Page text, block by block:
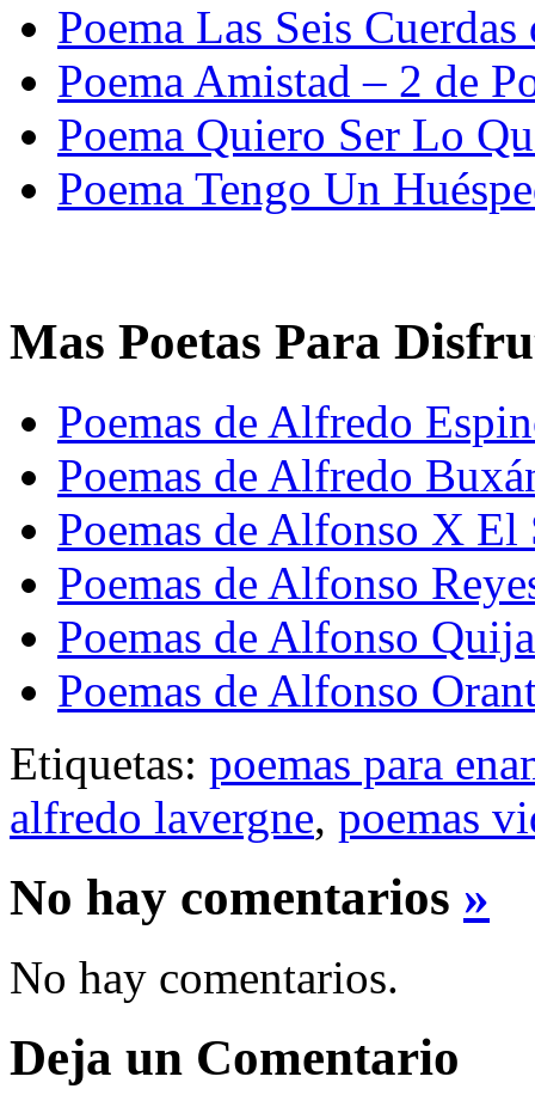
Poema Las Seis
Poema Amistad – 2 de
Poema Quiero Ser Lo
Poema Tengo Un
Mas Poetas Para
Poemas de Alfredo
Poemas de Alfredo
Poemas de Alfonso X El
Poemas de Alfonso
Poemas de Alfonso
Poemas de Alfonso
Etiquetas: poemas para
alfredo lavergne, poemas
No hay comentarios »
No hay comentarios.
Deja un Comentario